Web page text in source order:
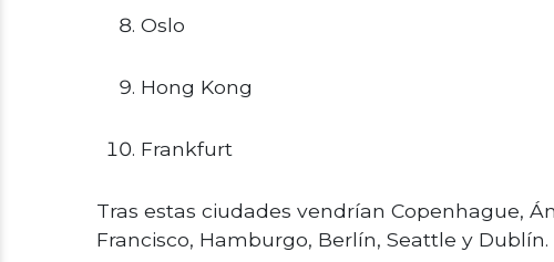
Oslo
Hong Kong
Frankfurt
Tras estas ciudades vendrían Copenhague,
Francisco, Hamburgo, Berlín, Seattle y Dublín.